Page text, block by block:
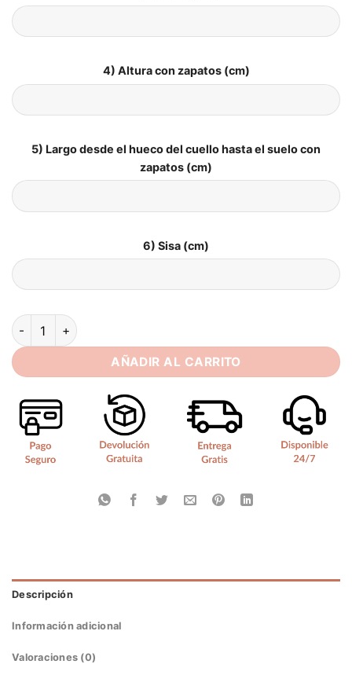
4) Altura con zapatos (cm)
5) Largo desde el hueco del cuello hasta el suelo con
zapatos (cm)
6) Sisa (cm)
Vestido de Novia Vintage Años 50 cantidad
AÑADIR AL CARRITO
Descripción
Información adicional
Valoraciones (0)